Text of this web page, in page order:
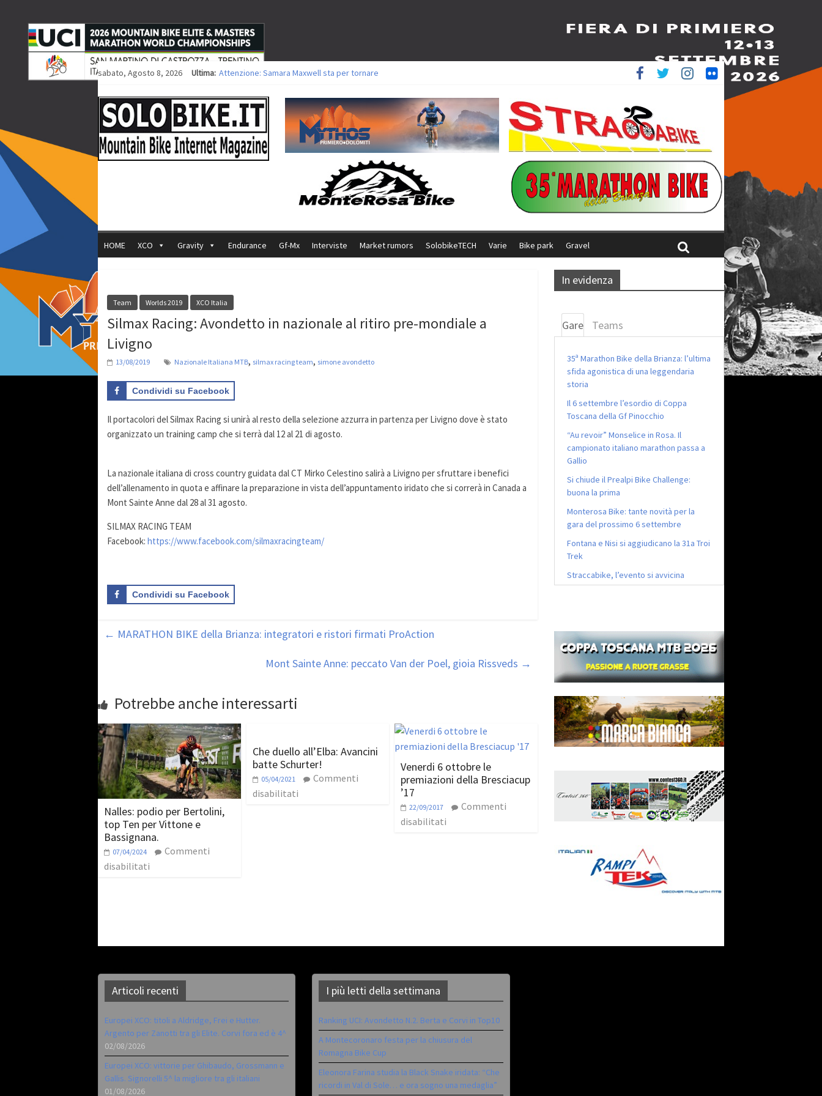
sabato, Agosto 8, 2026 Ultima: Attenzione: Samara Maxwell sta per tornare
Europei XCO: vittorie per Ghibaudo, Grossmann e Gallis. Signorelli 5^ la migliore tra gli italiani
35ª Marathon Bike della Brianza: l’ultima sfida agonistica di una leggendaria storia
Europei MTB: il Team Relay firma il secondo argento azzurro a Monteceneri
HOME XCO Gravity Endurance Gf-Mx Interviste Market rumors SolobikeTECH Varie Bike park Gravel
Team Worlds 2019 XCO Italia
Silmax Racing: Avondetto in nazionale al ritiro pre-mondiale a
Livigno
13/08/2019 Nazionale Italiana MTB, silmax racing team, simone avondetto
Condividi su Facebook
Il portacolori del Silmax Racing si unirà al resto della selezione azzurra in partenza per Livigno dove è stato
organizzato un training camp che si terrà dal 12 al 21 di agosto.
La nazionale italiana di cross country guidata dal CT Mirko Celestino salirà a Livigno per sfruttare i benefici
dell’allenamento in quota e affinare la preparazione in vista dell’appuntamento iridato che si correrà in Canada a
Mont Sainte Anne dal 28 al 31 agosto.
SILMAX RACING TEAM
Facebook: https://www.facebook.com/silmaxracingteam/
Condividi su Facebook
← MARATHON BIKE della Brianza: integratori e ristori firmati ProAction
Mont Sainte Anne: peccato Van der Poel, gioia Rissveds →
Potrebbe anche interessarti
Nalles: podio per Bertolini,
top Ten per Vittone e
Bassignana.
07/04/2024
Commenti
disabilitati
Che duello all’Elba: Avancini
batte Schurter!
05/04/2021
Commenti
disabilitati
Venerdi 6 ottobre le
premiazioni della Bresciacup
’17
22/09/2017
Commenti
disabilitati
In evidenza
Gare Teams
35ª Marathon Bike della Brianza: l’ultima
sfida agonistica di una leggendaria
storia
Il 6 settembre l’esordio di Coppa
Toscana della Gf Pinocchio
“Au revoir” Monselice in Rosa. Il
campionato italiano marathon passa a
Gallio
Si chiude il Prealpi Bike Challenge:
buona la prima
Monterosa Bike: tante novità per la
gara del prossimo 6 settembre
Fontana e Nisi si aggiudicano la 31a Troi
Trek
Straccabike, l’evento si avvicina
Articoli recenti
Europei XCO: titoli a Aldridge, Frei e Hutter.
Argento per Zanotti tra gli Elite. Corvi fora ed è 4^
02/08/2026
Europei XCO: vittorie per Ghibaudo, Grossmann e
Gallis. Signorelli 5^ la migliore tra gli italiani
01/08/2026
I più letti della settimana
Ranking UCI: Avondetto N.2. Berta e Corvi in Top10
A Montecoronaro festa per la chiusura del
Romagna Bike Cup
Eleonora Farina studia la Black Snake iridata: “Che
ricordi in Val di Sole… e ora sogno una medaglia”